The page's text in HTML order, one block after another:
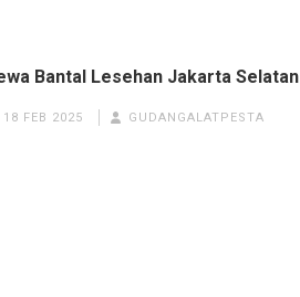
Bantal Lesehan Jakarta Selatan
18 FEB 2025 GUDANGALATPESTA